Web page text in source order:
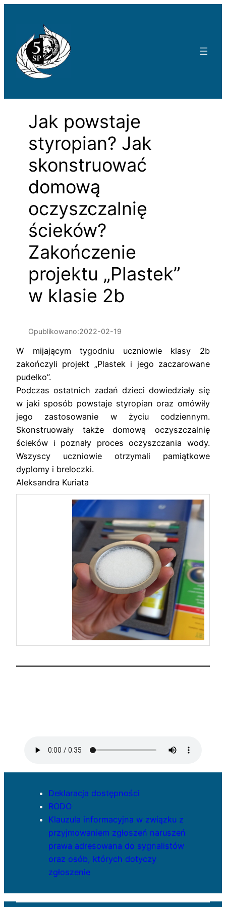
Jak powstaje
styropian? Jak
skonstruować
domową
oczyszczalnię
ścieków?
Zakończenie
projektu „Plastek”
w klasie 2b
Opublikowano:2022-02-19
W mijającym tygodniu uczniowie klasy 2b
zakończyli projekt „Plastek i jego zaczarowane
pudełko”.
Podczas ostatnich zadań dzieci dowiedziały się
w jaki sposób powstaje styropian oraz omówiły
jego zastosowanie w życiu codziennym.
Skonstruowały także domową oczyszczalnię
ścieków i poznały proces oczyszczania wody.
Wszyscy uczniowie otrzymali pamiątkowe
dyplomy i breloczki.
Aleksandra Kuriata
Deklaracja dostępności
RODO
Klauzula informacyjna w związku z
przyjmowaniem zgłoszeń naruszeń
prawa adresowana do sygnalistów
oraz osób, których dotyczy
zgłoszenie